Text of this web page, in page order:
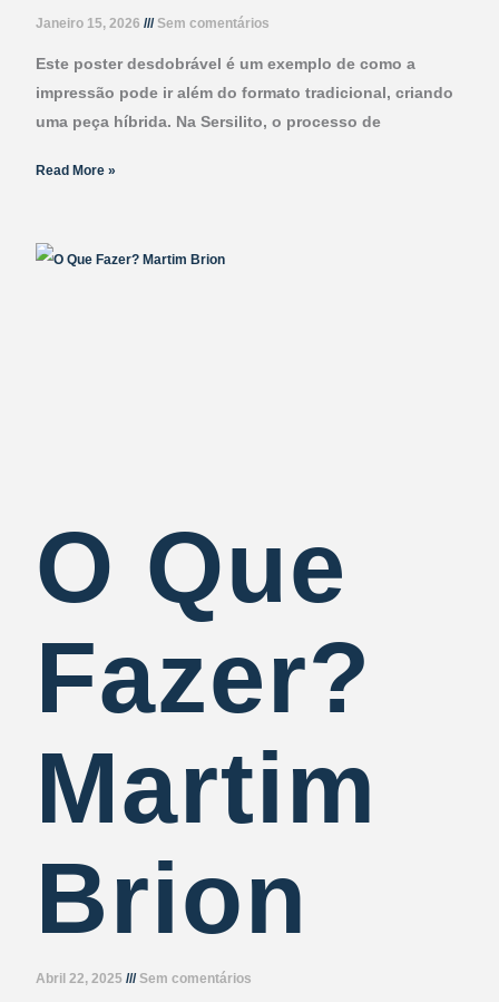
Janeiro 15, 2026 Sem comentários
Este poster desdobrável é um exemplo de como a
impressão pode ir além do formato tradicional, criando
uma peça híbrida. Na Sersilito, o processo de
Read More »
O Que
Fazer?
Martim
Brion
Abril 22, 2025 Sem comentários